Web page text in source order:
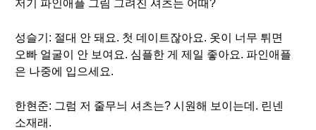
저기 파인애플 그림 그려진 셔츠는 어때?
성슬기: 절대 안 돼요. 첫 데이트잖아요. 옷이 너무 튀면
오빠 얼굴이 안 보여요. 심플한 게 제일 좋아요. 파인애플
은 나중에 입으세요.
한현준: 그럼 저 줄무늬 셔츠는? 시원해 보이는데. 린넨
소재래.